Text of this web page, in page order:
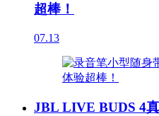
超棒！
07.13
JBL LIVE BUDS 4